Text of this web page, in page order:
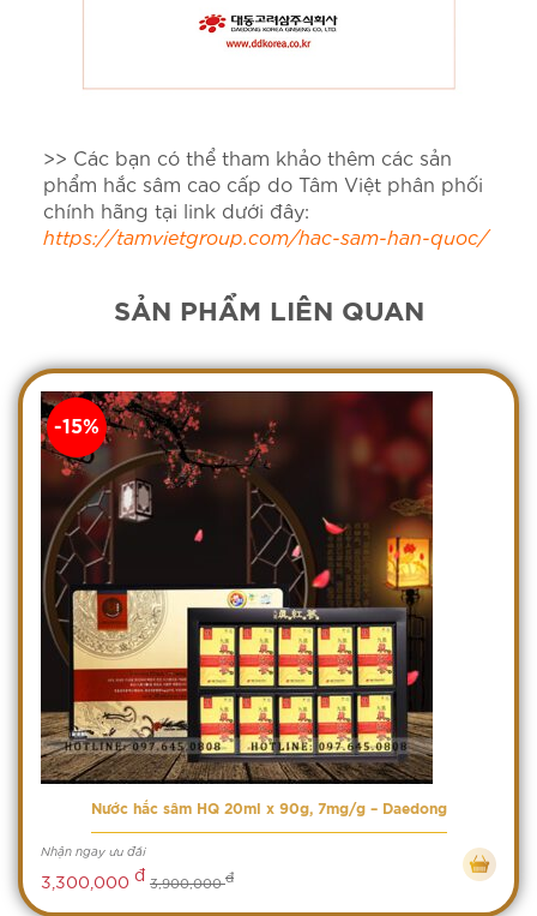
>> Các bạn có thể tham khảo thêm các sản
phẩm hắc sâm cao cấp do Tâm Việt phân phối
chính hãng tại link dưới đây:
https://tamvietgroup.com/hac-sam-han-quoc/
SẢN PHẨM LIÊN QUAN
Nước hắc sâm HQ 20ml x 90g, 7mg/g – Daedong
Nhận ngay ưu đãi
3,300,000 đ 3,900,000đ
-15%